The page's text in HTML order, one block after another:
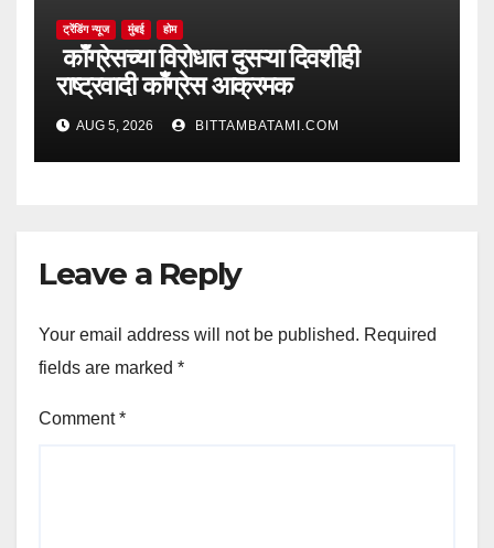
ट्रेंडिंग न्यूज मुंबई होम
काँग्रेसच्या विरोधात दुसऱ्या दिवशीही
राष्ट्रवादी काँग्रेस आक्रमक
AUG 5, 2026 BITTAMBATAMI.COM
Leave a Reply
Your email address will not be published. Required
fields are marked *
Comment*